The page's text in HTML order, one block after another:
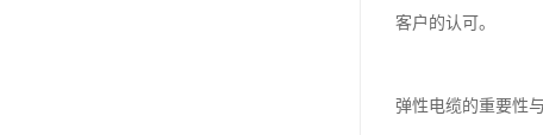
客户的认可。
弹性电缆的重要性